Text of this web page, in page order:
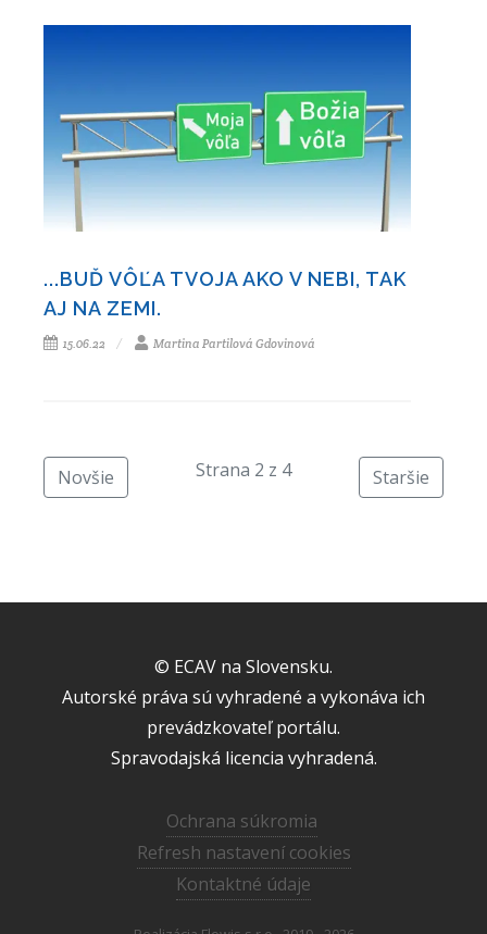
...BUĎ VÔĽA TVOJA AKO V NEBI, TAK
AJ NA ZEMI.
15.06.22 Martina Partilová Gdovinová
Novšie Staršie
Strana 2 z 4
© ECAV na Slovensku.
Autorské práva sú vyhradené a vykonáva ich
prevádzkovateľ portálu.
Spravodajská licencia vyhradená.
Ochrana súkromia
Refresh nastavení cookies
Kontaktné údaje